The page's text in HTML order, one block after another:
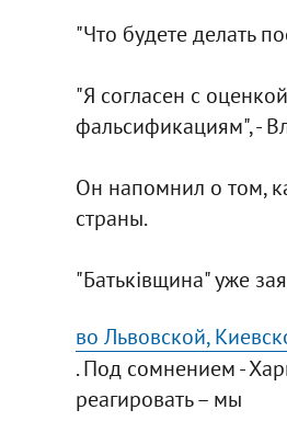
"Что будете делать
"Я согласен с
фальсификациям", -
Он напомнил о том,
страны.
"Батьківщина" уже
во Львовской,
. Под сомнением -
реагировать – мы